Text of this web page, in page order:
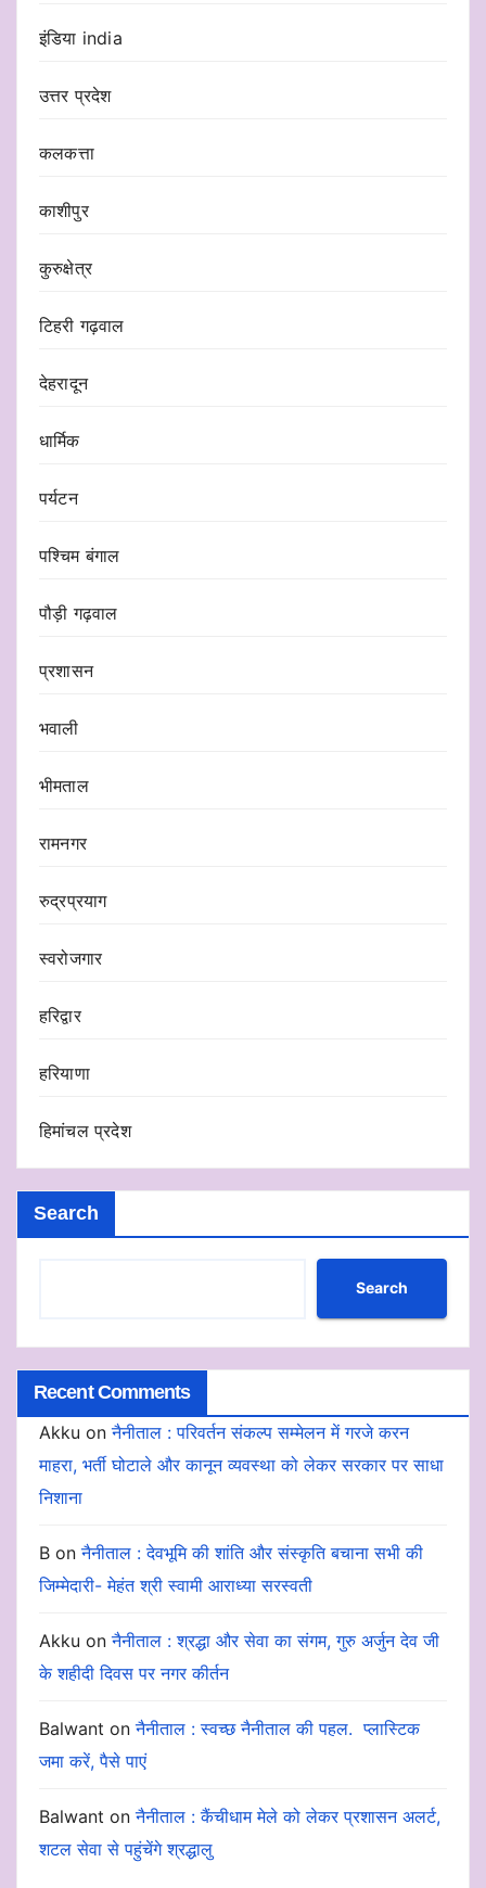
इंडिया india
उत्तर प्रदेश
कलकत्ता
काशीपुर
कुरुक्षेत्र
टिहरी गढ़वाल
देहरादून
धार्मिक
पर्यटन
पश्चिम बंगाल
पौड़ी गढ़वाल
प्रशासन
भवाली
भीमताल
रामनगर
रुद्रप्रयाग
स्वरोजगार
हरिद्वार
हरियाणा
हिमांचल प्रदेश
Search
Search
Recent Comments
Akku onनैनीताल : परिवर्तन संकल्प सम्मेलन में गरजे करन
माहरा, भर्ती घोटाले और कानून व्यवस्था को लेकर सरकार पर साधा
निशाना
B onनैनीताल : देवभूमि की शांति और संस्कृति बचाना सभी की
जिम्मेदारी- मेहंत श्री स्वामी आराध्या सरस्वती
Akku onनैनीताल : श्रद्धा और सेवा का संगम, गुरु अर्जुन देव जी
के शहीदी दिवस पर नगर कीर्तन
Balwant onनैनीताल : स्वच्छ नैनीताल की पहल. प्लास्टिक
जमा करें, पैसे पाएं
Balwant onनैनीताल : कैंचीधाम मेले को लेकर प्रशासन अलर्ट,
शटल सेवा से पहुंचेंगे श्रद्धालु